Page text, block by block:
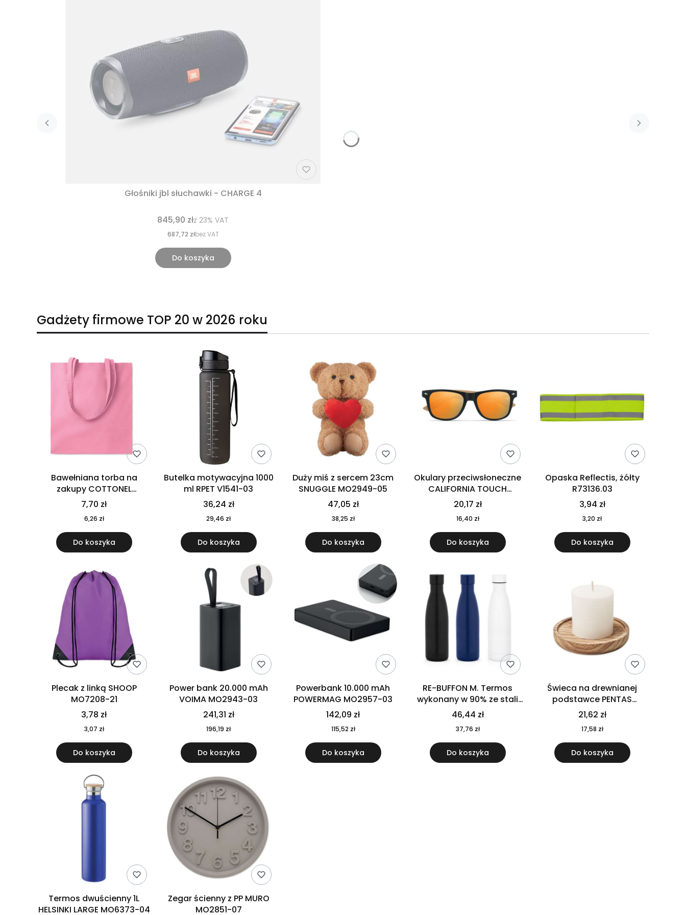
Głośniki jbl słuchawki - CHARGE 4
845,90 złz 23% VAT
687,72 złbez VAT
Do koszyka
Gadżety firmowe TOP 20 w 2026 roku
Bawełniana torba na
zakupy COTTONEL
COLOUR++ MO9846-11
7,70 zł
6,26 zł
Do koszyka
Butelka motywacyjna 1000
ml RPET V1541-03
36,24 zł
29,46 zł
Do koszyka
Duży miś z sercem 23cm
SNUGGLE MO2949-05
47,05 zł
38,25 zł
Do koszyka
Okulary przeciwsłoneczne
CALIFORNIA TOUCH
MO9617-10
20,17 zł
16,40 zł
Do koszyka
Opaska Reflectis, żółty
R73136.03
3,94 zł
3,20 zł
Do koszyka
Plecak z linką SHOOP
MO7208-21
3,78 zł
3,07 zł
Do koszyka
Power bank 20.000 mAh
VOIMA MO2943-03
241,31 zł
196,19 zł
Do koszyka
Powerbank 10.000 mAh
POWERMAG MO2957-03
142,09 zł
115,52 zł
Do koszyka
RE-BUFFON M. Termos
wykonany w 90% ze stali
nierdzewnej pochodzącej z
recyklingu 520 ml 94294
46,44 zł
37,76 zł
Do koszyka
Świeca na drewnianej
podstawce PENTAS
MO6282-40
21,62 zł
17,58 zł
Do koszyka
Termos dwuścienny 1L
HELSINKI LARGE MO6373-04
Zegar ścienny z PP MURO
MO2851-07